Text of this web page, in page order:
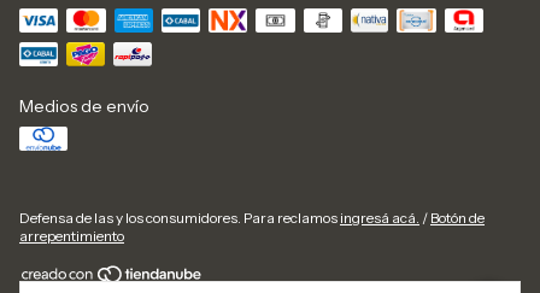
Medios de envío
Defensa de las y los consumidores. Para reclamos ingresá acá. / Botón de
arrepentimiento